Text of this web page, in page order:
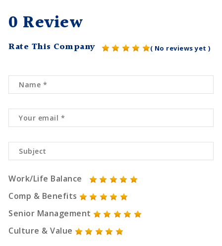
0 Review
Rate This Company ( No reviews yet )
Work/Life Balance
Comp & Benefits
Senior Management
Culture & Value